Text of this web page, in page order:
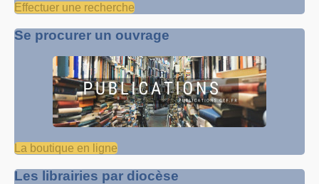
Effectuer une recherche
Se procurer un ouvrage
La boutique en ligne
Les librairies par diocèse